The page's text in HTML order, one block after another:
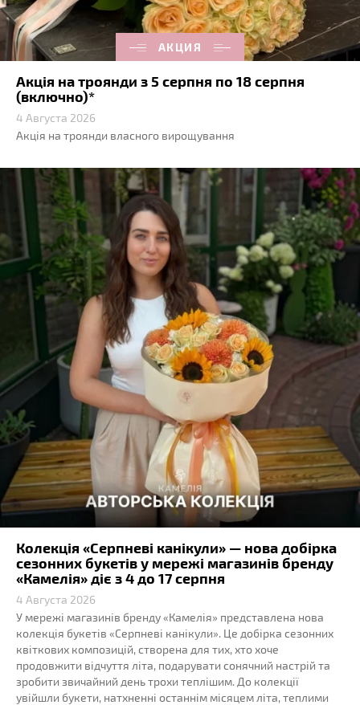
АКЦИЯ
Акція на троянди з 5 серпня по 18 серпня
(включно)*
4 Августа 2026
Акція на троянди власного вирощування
Колекція «Серпневі канікули» — нова добірка
сезонних букетів у мережі магазинів бренду
«Камелія» діє з 4 до 17 серпня
4 Августа 2026
У мережі магазинів бренду «Камелія» представлена нова
колекція букетів «Серпневі канікули». Це добірка сезонних
квіткових композицій, створена для тих, хто хоче
продовжити відчуття літа, подарувати сонячний настрій та
зробити звичайний день трохи теплішим. До колекції
увійшли букети, натхненні останнім місяцем літа, теплими